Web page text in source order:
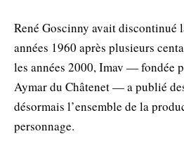
René Goscinny avait discontinué
années 1960 après plusieurs
les années 2000, Imav — fondée
Aymar du Châtenet — a publié
désormais l’ensemble de la
personnage.